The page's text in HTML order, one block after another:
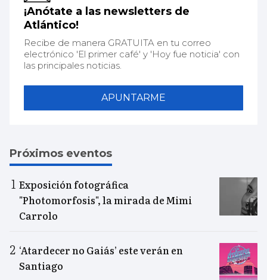
¡Anótate a las newsletters de
Atlántico!
Recibe de manera GRATUITA en tu correo
electrónico 'El primer café' y 'Hoy fue noticia' con
las principales noticias.
APUNTARME
Próximos eventos
Exposición fotográfica
"Photomorfosis", la mirada de Mimi
Carrolo
‘Atardecer no Gaiás’ este verán en
Santiago